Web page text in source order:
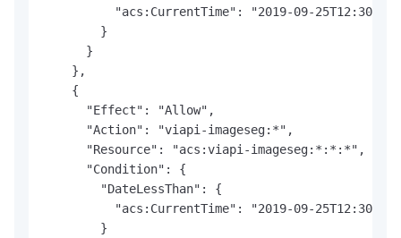
"acs:CurrentTime": "2019-09-
        }
      }
    },
    {
      "Effect": "Allow",
      "Action": "viapi-imageseg:*",
      "Resource": "acs:viapi-imageseg:*:*:*",
      "Condition": {
        "DateLessThan": {
"acs:CurrentTime": "2019-09-
        }